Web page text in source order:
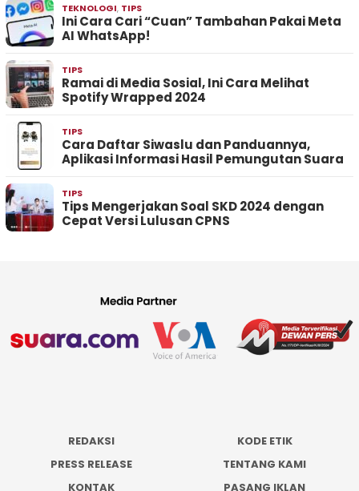
TEKNOLOGI, TIPS
Ini Cara Cari “Cuan” Tambahan Pakai Meta
AI WhatsApp!
TIPS
Ramai di Media Sosial, Ini Cara Melihat
Spotify Wrapped 2024
TIPS
Cara Daftar Siwaslu dan Panduannya,
Aplikasi Informasi Hasil Pemungutan Suara
TIPS
Tips Mengerjakan Soal SKD 2024 dengan
Cepat Versi Lulusan CPNS
REDAKSI
KODE ETIK
PRESS RELEASE
TENTANG KAMI
KONTAK
PASANG IKLAN